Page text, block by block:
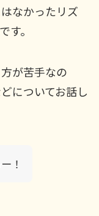
なかったリズ
す。
が苦手なの
についてお話し
！